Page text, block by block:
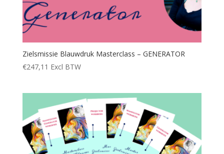
Zielsmissie Blauwdruk Masterclass – GENERATOR
€247,11 Excl BTW